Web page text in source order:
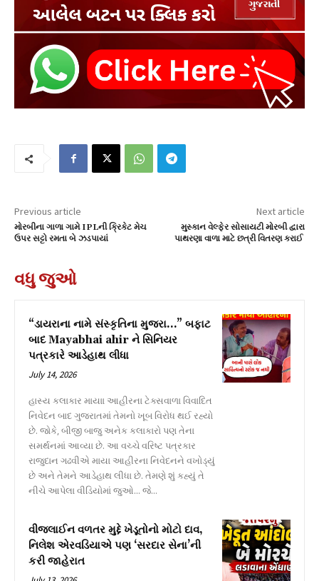
Previous article
મોરબીના ગાળા ગામે IPLની ક્રિકેટ મેચ
ઉપર સટ્ટો રમતા બે ઝડપાયાં
Next article
મુસ્કાન વેલ્ફેર સોસાયટી મોરબી દ્વારા
પાથરણા વાળા માટે છત્રી વિતરણ કરાઈ
વધુ જુઓ
“ડાયરાના નામે સંસ્કૃતિના મુજરા…” બફાટ
બાદ Mayabhai ahir ને સિનિયર
પત્રકારે આડેહાથ લીધા
July 14, 2026
હાસ્ય કલાકાર માયાા આહીરના ટેક્સવાળા વિવાદિત
નિવેદન બાદ ગુજરાતમાં તેમનો ખૂબ વિરોધ થઈ રહ્યો
છે. જોકે, બીજી બાજુ અનેક કલાકારો પણ તેના
સમર્થનમાં આવ્યા છે. આ વચ્ચે વરિષ્ટ પત્રકાર
રાજુદાન ગઢવીએ માયા આહીરના નિવેદનને વખોડ્યું
છે અને તેમને આડેહાથ લીધા છે. તેમણે શું કહ્યું તે
નીચે આપેલા વીડિયોમાં જુઓ... જે...
વીજલાઈન વળતર મુદ્દે ખેડૂતોનો મોટો દાવ,
નિલેશ એરવડિયાએ પણ ‘સરદાર સેના’ની
કરી જાહેરાત